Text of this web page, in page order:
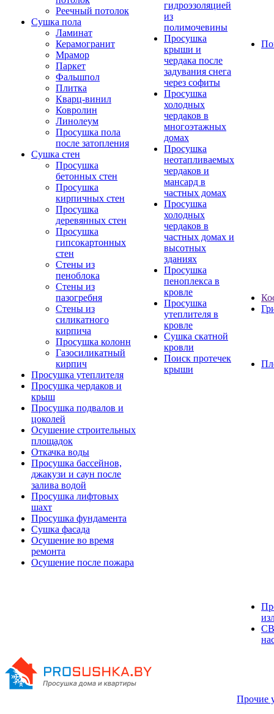
Реечный потолок
Сушка пола
Ламинат
Керамогранит
Мрамор
Паркет
Фальшпол
Плитка
Кварц-винил
Ковролин
Линолеум
Просушка пола
после затопления
Сушка стен
Просушка
бетонных стен
Просушка
кирпичных стен
Просушка
деревянных стен
Просушка
гипсокартонных
стен
Стены из
пеноблока
Стены из
пазогребня
Стены из
силикатного
кирпича
Просушка колонн
Газосиликатный
кирпич
Просушка утеплителя
Просушка чердаков и
крыш
Просушка подвалов и
цоколей
Осушение строительных
площадок
Откачка воды
Просушка бассейнов,
джакузи и саун после
залива водой
Просушка лифтовых
шахт
Просушка фундамента
Сушка фасада
Осушение во время
ремонта
Осушение после пожара
гидроэзоляцией
из
полимочевины
Просушка
крыши и
чердака после
задувания снега
через софиты
Просушка
холодных
чердаков в
многоэтажных
домах
Просушка
неотапливаемых
чердаков и
мансард в
частных домах
Просушка
холодных
чердаков в
частных домах и
высотных
зданиях
Просушка
пеноплекса в
кровле
Просушка
утеплителя в
кровле
Сушка скатной
кровли
Поиск протечек
крыши
Прочие